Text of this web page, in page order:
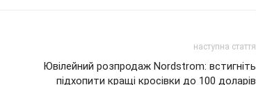
наступна стаття
Ювілейний розпродаж Nordstrom: встигніть
підхопити кращі кросівки до 100 доларів